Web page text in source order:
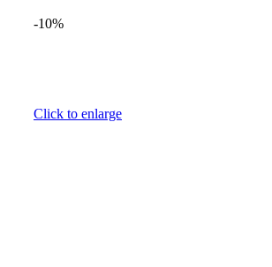
-10%
Click to enlarge